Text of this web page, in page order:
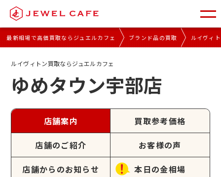
最新相場で高価買取ならジュエルカフェ ブランド品の買取 ルイヴィ
ルイヴィトン買取ならジュエルカフェ
ゆめタウン宇部店
店舗案内 買取参考価格
店舗のご紹介 お客様の声
店舗からのお知らせ 本日の金相場